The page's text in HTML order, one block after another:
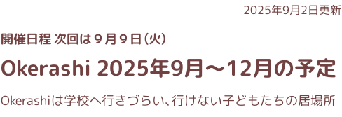
2025年9月2日更新
開催日程 次回は９月９日（火）
Okerashi 2025年9月～12月の予定
Okerashiは学校へ行きづらい、行けない子どもたちの居場所